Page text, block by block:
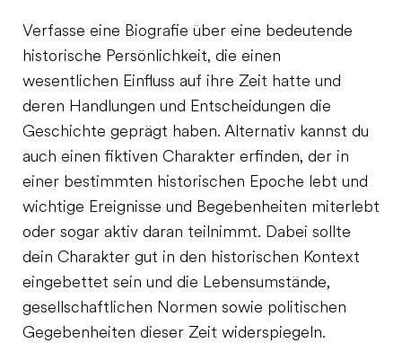
Verfasse eine Biografie über eine bedeutende
historische Persönlichkeit, die einen
wesentlichen Einfluss auf ihre Zeit hatte und
deren Handlungen und Entscheidungen die
Geschichte geprägt haben. Alternativ kannst du
auch einen fiktiven Charakter erfinden, der in
einer bestimmten historischen Epoche lebt und
wichtige Ereignisse und Begebenheiten miterlebt
oder sogar aktiv daran teilnimmt. Dabei sollte
dein Charakter gut in den historischen Kontext
eingebettet sein und die Lebensumstände,
gesellschaftlichen Normen sowie politischen
Gegebenheiten dieser Zeit widerspiegeln.